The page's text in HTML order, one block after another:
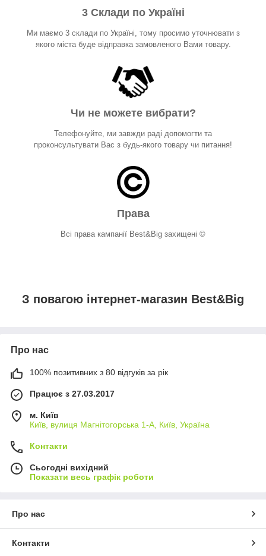
3 Склади по Україні
Ми маємо 3 склади по Україні, тому просимо уточнювати з
якого міста буде відправка замовленого Вами товару.
Чи не можете вибрати?
Телефонуйте, ми завжди раді допомогти та
проконсультувати Вас з будь-якого товару чи питання!
Права
Всі права кампанії Best&Big захищені ©
З повагою інтернет-магазин Best&Big
Про нас
100% позитивних з 80 відгуків за рік
Працює з 27.03.2017
м. Київ
Київ, вулиця Магнітогорська 1-А, Київ, Україна
Контакти
Сьогодні вихідний
Показати весь графік роботи
Про нас
Контакти